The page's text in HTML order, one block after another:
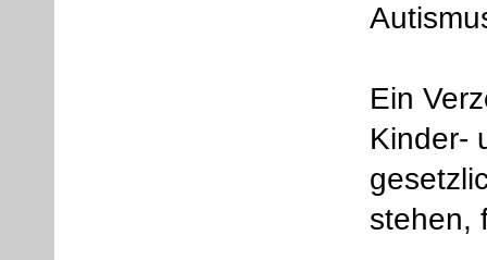
Ein
Kinder-
stehen,